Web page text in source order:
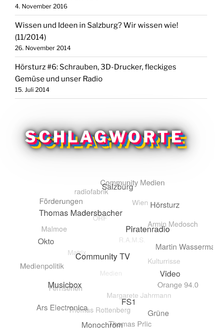
4. November 2016
Wissen und Ideen in Salzburg? Wir wissen wie!
(11/2014)
26. November 2014
Hörsturz #6: Schrauben, 3D-Drucker, fleckiges
Gemüse und unser Radio
15. Juli 2014
SCHLAGWORTE